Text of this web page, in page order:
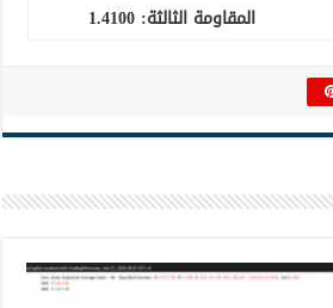
المقاومة الثالثة: 1.4100